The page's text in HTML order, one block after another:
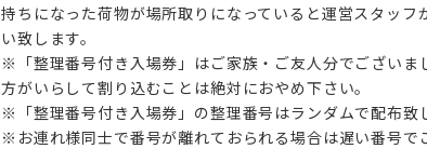
持ちになった荷物が場所取りになっていると運営スタッ
い致します。
※「整理番号付き入場券」はご家族・ご友人分でござい
方がいらして割り込むことは絶対におやめ下さい。
※「整理番号付き入場券」の整理番号はランダムで配布致
※お連れ様同士で番号が離れておられる場合は遅い番号で